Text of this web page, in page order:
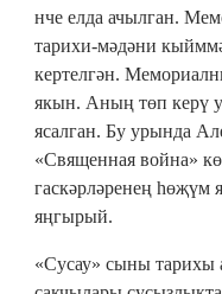
нче елда ачылган.
тарихи-мәдәни
кертелгән.
якын. Аның төп керү
ясалган. Бу урында
«Священная война»
гаскәрләренең һөҗүм
яңгырый.
«Сусау» сыны тарихы